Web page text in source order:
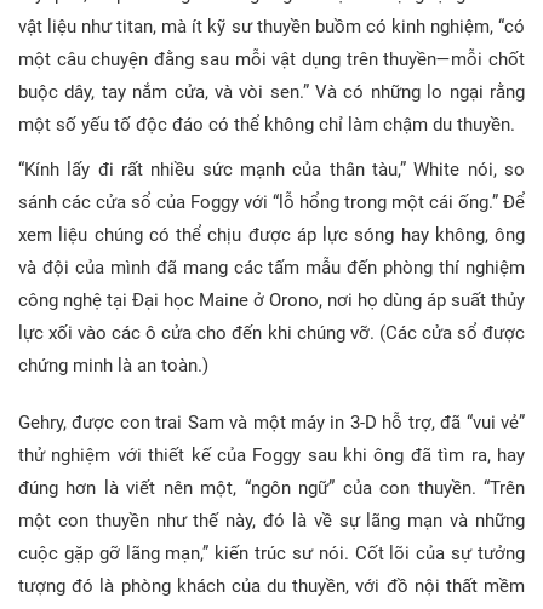
vật liệu như titan, mà ít kỹ sư thuyền buồm có kinh nghiệm, “có
một câu chuyện đằng sau mỗi vật dụng trên thuyền—mỗi chốt
buộc dây, tay nắm cửa, và vòi sen.” Và có những lo ngại rằng
một số yếu tố độc đáo có thể không chỉ làm chậm du thuyền.
“Kính lấy đi rất nhiều sức mạnh của thân tàu,” White nói, so
sánh các cửa sổ của Foggy với “lỗ hổng trong một cái ống.” Để
xem liệu chúng có thể chịu được áp lực sóng hay không, ông
và đội của mình đã mang các tấm mẫu đến phòng thí nghiệm
công nghệ tại Đại học Maine ở Orono, nơi họ dùng áp suất thủy
lực xối vào các ô cửa cho đến khi chúng vỡ. (Các cửa sổ được
chứng minh là an toàn.)
Gehry, được con trai Sam và một máy in 3-D hỗ trợ, đã “vui vẻ”
thử nghiệm với thiết kế của Foggy sau khi ông đã tìm ra, hay
đúng hơn là viết nên một, “ngôn ngữ” của con thuyền. “Trên
một con thuyền như thế này, đó là về sự lãng mạn và những
cuộc gặp gỡ lãng mạn,” kiến trúc sư nói. Cốt lõi của sự tưởng
tượng đó là phòng khách của du thuyền, với đồ nội thất mềm